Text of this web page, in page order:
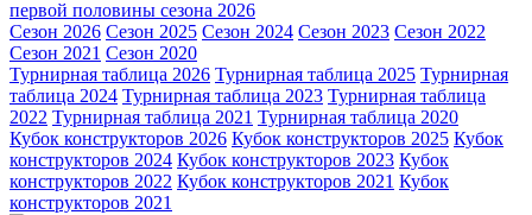
первой половины сезона 2026
Сезон 2026 Сезон 2025 Сезон 2024 Сезон 2023 Сезон 2022
Сезон 2021 Сезон 2020
Турнирная таблица 2026 Турнирная таблица 2025 Турнирная
таблица 2024 Турнирная таблица 2023 Турнирная таблица
2022 Турнирная таблица 2021 Турнирная таблица 2020
Кубок конструкторов 2026 Кубок конструкторов 2025 Кубок
конструкторов 2024 Кубок конструкторов 2023 Кубок
конструкторов 2022 Кубок конструкторов 2021 Кубок
конструкторов 2021